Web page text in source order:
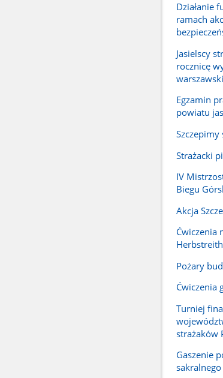
Działanie
ramach
Jasielscy
rocznicę
Egzamin
powiatu
Szczepimy
Strażacki
IV
Biegu
Akcja
Ćwiczenia
Pożary
Ćwiczenia
Turniej
strażaków
Gaszenie
sakralnego